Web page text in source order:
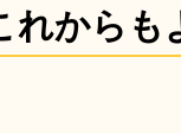
れからも